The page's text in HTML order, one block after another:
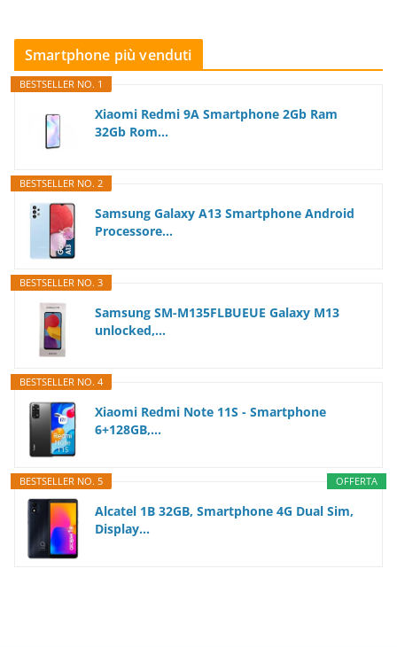
Smartphone più venduti
BESTSELLER NO. 1
Xiaomi Redmi 9A Smartphone 2Gb Ram
32Gb Rom...
BESTSELLER NO. 2
Samsung Galaxy A13 Smartphone Android
Processore...
BESTSELLER NO. 3
Samsung SM-M135FLBUEUE Galaxy M13
unlocked,...
BESTSELLER NO. 4
Xiaomi Redmi Note 11S - Smartphone
6+128GB,...
OFFERTA
BESTSELLER NO. 5
Alcatel 1B 32GB, Smartphone 4G Dual Sim,
Display...